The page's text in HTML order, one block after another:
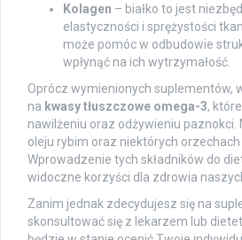
Kolagen – białko to jest
elastyczności i sprężystości
może pomóc w odbudowie
wpłynąć na ich wytrzymałość.
Oprócz wymienionych suplementów,
na kwasy tłuszczowe omega-3,
nawilżeniu oraz odżywieniu paznokci.
oleju rybim oraz niektórych orzechach
Wprowadzenie tych składników do
widoczne korzyści dla zdrowia
Zanim jednak zdecydujesz się na
skonsultować się z lekarzem lub